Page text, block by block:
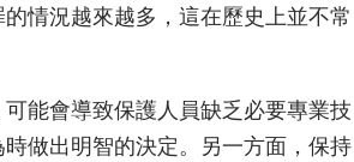
情況越來越多，這在歷史上並不常
能會導致保護人員缺乏必要專業技
做出明智的決定。另一方面，保持